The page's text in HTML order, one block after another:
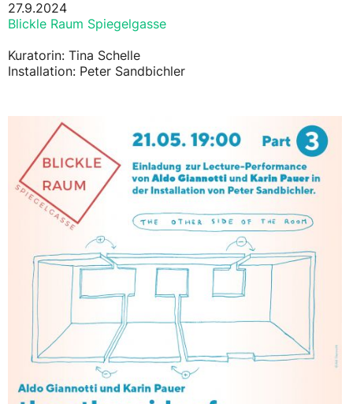
27.9.2024
Blickle Raum Spiegelgasse
Kuratorin: Tina Schelle
Installation: Peter Sandbichler